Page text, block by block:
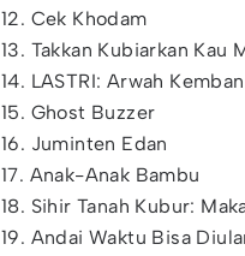
12. Cek Khodam
13. Takkan Kubiarkan Kau
14. LASTRI: Arwah
15. Ghost Buzzer
16. Juminten Edan
17. Anak-Anak Bambu
18. Sihir Tanah Kubur:
19. Andai Waktu Bisa